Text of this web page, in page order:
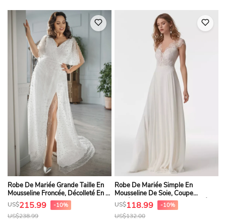
Robe De Mariée Grande Taille En
Mousseline Froncée, Décolleté En V
Et Fente Sur Le Devant, Avec
Superposition De Tulle Perlé
US$215.99 -10%
US$238.99
Robe De Mariée Simple En
Mousseline De Soie, Coupe
Trapèze, Longueur Au Sol, Ornée
De Dentelle.
US$118.99 -10%
US$132.00